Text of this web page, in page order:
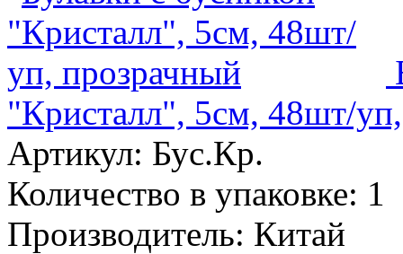
"Кристалл", 5см, 48шт/
Артикул: Бус.Кр.
Количество в упаковке: 1
Производитель: Китай